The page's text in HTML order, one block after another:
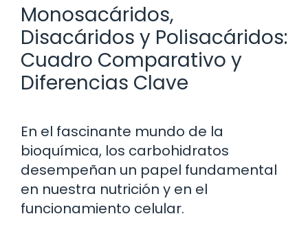
Monosacáridos,
Disacáridos y Polisacáridos:
Cuadro Comparativo y
Diferencias Clave
En el fascinante mundo de la
bioquímica, los carbohidratos
desempeñan un papel fundamental
en nuestra nutrición y en el
funcionamiento celular.